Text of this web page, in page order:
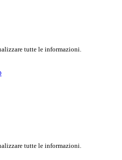
tutte le informazioni.
tutte le informazioni.